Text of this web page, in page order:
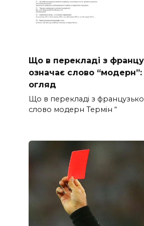
Що в перекладі з
означає слово
огляд
Що в перекладі з
слово модерн Термін “